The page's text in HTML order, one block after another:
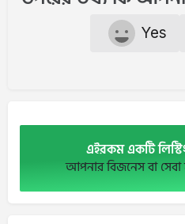
Yes
এইরকম একটি
আপনার বিজনেস বা